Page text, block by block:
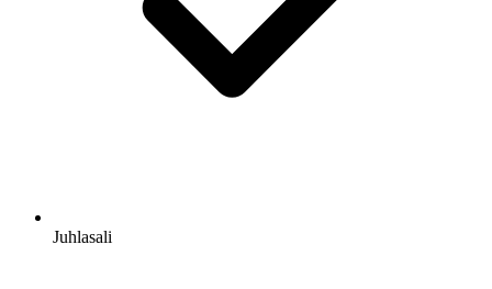
Juhlasali